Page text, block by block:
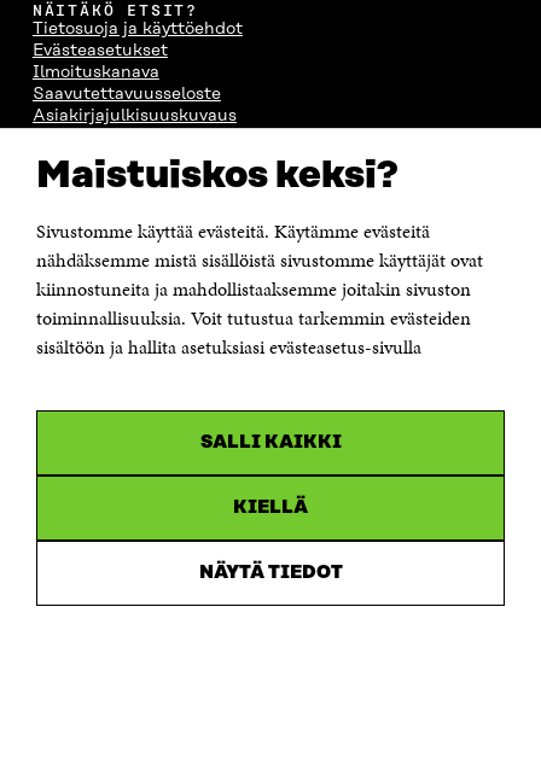
Maistuiskos keksi?
Sivustomme käyttää evästeitä. Käytämme evästeitä
nähdäksemme mistä sisällöistä sivustomme käyttäjät ovat
kiinnostuneita ja mahdollistaaksemme joitakin sivuston
toiminnallisuuksia. Voit tutustua tarkemmin evästeiden
sisältöön ja hallita asetuksiasi evästeasetus-sivulla
SALLI KAIKKI
KIELLÄ
NÄYTÄ TIEDOT
NÄITÄKÖ ETSIT?
Tietosuoja ja käyttöehdot
Evästeasetukset
Ilmoituskanava
Saavutettavuusseloste
Asiakirjajulkisuuskuvaus
Suomen itsenäisyyden juhlarahasto Sitra
Itämerenkatu 11-13, PL 160,
00181 Helsinki
Puhelin +358 294 618 991
Sähköpostiosoite
etunimi.sukunimi@sitra.fi tai sitra@sitra.fi
Avautuu
uudessa